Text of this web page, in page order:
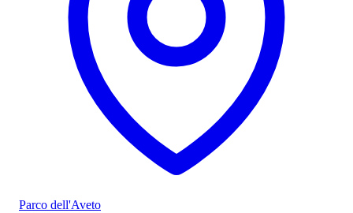
Parco dell'Aveto